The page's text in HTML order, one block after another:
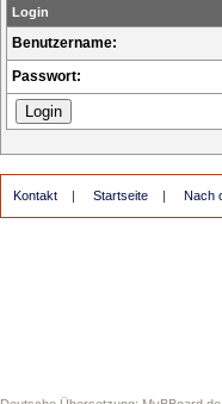
Login
Benutzername:
Passwort:
Kontakt | Startseite | Nach